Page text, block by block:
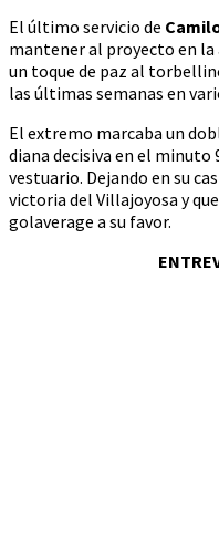
El último servicio de
mantener al proyecto en
un toque de paz al
las últimas semanas en
El extremo marcaba un
diana decisiva en el minuto
vestuario. Dejando en su
victoria del Villajoyosa y
golaverage a su favor.